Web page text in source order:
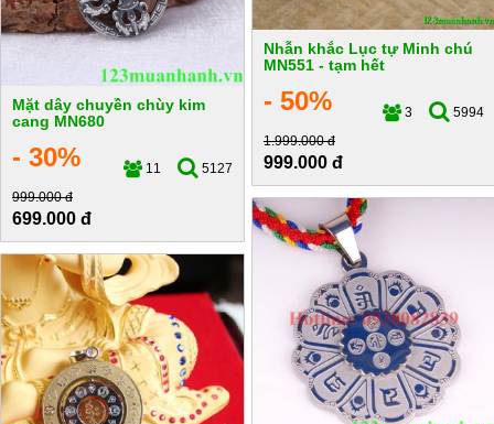
Nhẫn khắc Lục tự Minh chú
MN551 - tạm hết
- 50% 3
5994
1.999.000 đ
999.000 đ
Mặt dây chuyền chùy kim
cang MN680
- 30% 11
5127
999.000 đ
699.000 đ